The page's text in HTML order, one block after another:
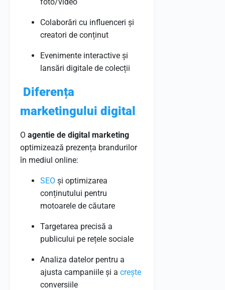
Colaborări cu influenceri și
creatori de conținut
Evenimente interactive și
lansări digitale de colecții
Diferența
marketingului digital
O agentie de digital marketing
optimizează prezența brandurilor
în mediul online:
SEO și optimizarea
conținutului pentru
motoarele de căutare
Targetarea precisă a
publicului pe rețele sociale
Analiza datelor pentru a
ajusta campaniile și a crește
conversiile